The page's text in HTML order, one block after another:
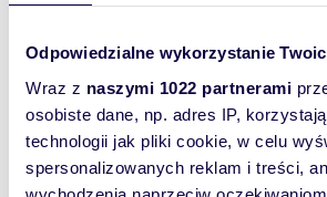
Odpowiedzialne wykorzystanie
Wraz z naszymi 1022 partnerami
osobiste dane, np. adres IP,
technologii jak pliki cookie, w celu
spersonalizowanych reklam i treści,
WYRÓŻNIONE